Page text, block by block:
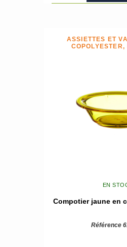
ASSIETTES ET
EN
Compotier jaune en
Référence